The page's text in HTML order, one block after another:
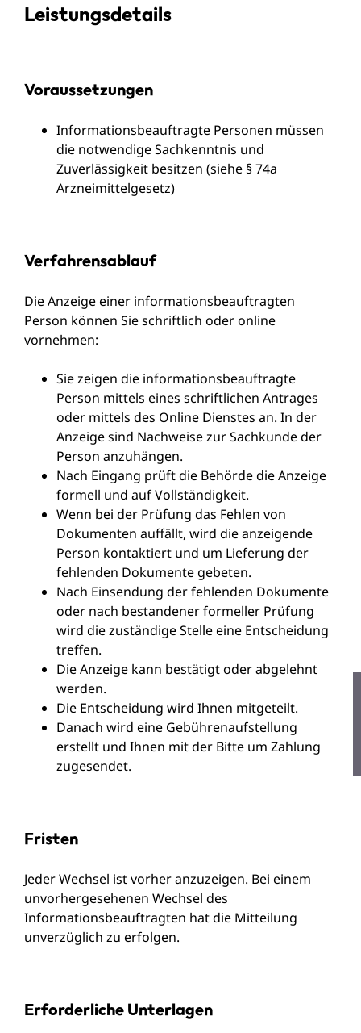
Leistungsdetails
Voraussetzungen
Informationsbeauftragte Personen müssen
die notwendige Sachkenntnis und
Zuverlässigkeit besitzen (siehe § 74a
Arzneimittelgesetz)
Verfahrensablauf
Die Anzeige einer informationsbeauftragten
Person können Sie schriftlich oder online
vornehmen:
Sie zeigen die informationsbeauftragte
Person mittels eines schriftlichen Antrages
oder mittels des Online Dienstes an. In der
Anzeige sind Nachweise zur Sachkunde der
Person anzuhängen.
Nach Eingang prüft die Behörde die Anzeige
formell und auf Vollständigkeit.
Wenn bei der Prüfung das Fehlen von
Dokumenten auffällt, wird die anzeigende
Person kontaktiert und um Lieferung der
fehlenden Dokumente gebeten.
Nach Einsendung der fehlenden Dokumente
oder nach bestandener formeller Prüfung
wird die zuständige Stelle eine Entscheidung
treffen.
Die Anzeige kann bestätigt oder abgelehnt
werden.
Die Entscheidung wird Ihnen mitgeteilt.
Danach wird eine Gebührenaufstellung
erstellt und Ihnen mit der Bitte um Zahlung
zugesendet.
Fristen
Jeder Wechsel ist vorher anzuzeigen. Bei einem
unvorhergesehenen Wechsel des
Informationsbeauftragten hat die Mitteilung
unverzüglich zu erfolgen.
Erforderliche Unterlagen